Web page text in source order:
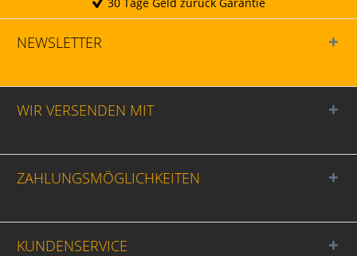
NEWSLETTER
WIR VERSENDEN MIT
ZAHLUNGSMÖGLICHKEITEN
KUNDENSERVICE